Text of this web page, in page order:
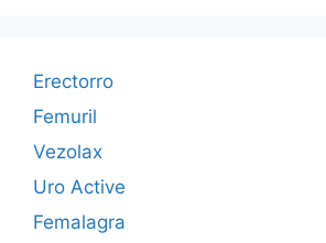
Erectorro
Femuril
Vezolax
Uro Active
Femalagra